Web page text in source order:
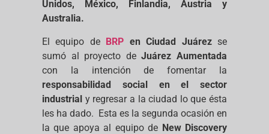
Unidos, México, Finlandia, Austria y
Australia.
El equipo de BRP en Ciudad Juárezse
sumó al proyecto deJuárez Aumentada
con la intención de fomentar la
responsabilidad social en el sector
industrial y regresar a la ciudad lo que ésta
les ha dado. Esta es la segunda ocasión en
la que apoya al equipo de New Discovery